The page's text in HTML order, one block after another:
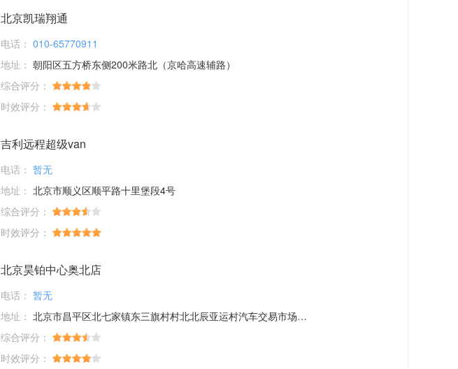
北京凯瑞翔通
电话： 010-65770911
地址： 朝阳区五方桥东侧200米路北（京哈高速辅路）
综合评分：
时效评分：
吉利远程超级van
电话： 暂无
地址： 北京市顺义区顺平路十里堡段4号
综合评分：
时效评分：
北京昊铂中心奥北店
电话： 暂无
地址： 北京市昌平区北七家镇东三旗村村北北辰亚运村汽车交易市场内A五区5号
综合评分：
时效评分：